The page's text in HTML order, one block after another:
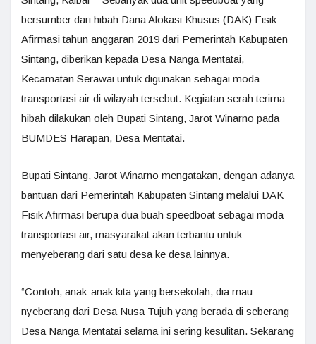
bersumber dari hibah Dana Alokasi Khusus (DAK) Fisik
Afirmasi tahun anggaran 2019 dari Pemerintah Kabupaten
Sintang, diberikan kepada Desa Nanga Mentatai,
Kecamatan Serawai untuk digunakan sebagai moda
transportasi air di wilayah tersebut. Kegiatan serah terima
hibah dilakukan oleh Bupati Sintang, Jarot Winarno pada
BUMDES Harapan, Desa Mentatai.
Bupati Sintang, Jarot Winarno mengatakan, dengan adanya
bantuan dari Pemerintah Kabupaten Sintang melalui DAK
Fisik Afirmasi berupa dua buah speedboat sebagai moda
transportasi air, masyarakat akan terbantu untuk
menyeberang dari satu desa ke desa lainnya.
“Contoh, anak-anak kita yang bersekolah, dia mau
nyeberang dari Desa Nusa Tujuh yang berada di seberang
Desa Nanga Mentatai selama ini sering kesulitan. Sekarang